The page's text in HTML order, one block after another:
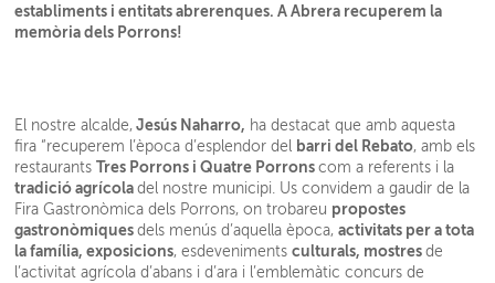
establiments i entitats abrerenques. A Abrera recuperem la
memòria dels Porrons!
El nostre alcalde, Jesús Naharro, ha destacat que amb aquesta
fira “recuperem l’època d’esplendor del barri del Rebato, amb els
restaurantsTres Porrons i Quatre Porronscom a referents i la
tradició agrícoladel nostre municipi. Us convidem a gaudir de la
Fira Gastronòmica dels Porrons, on trobareu propostes
gastronòmiquesdels menús d’aquella època,activitats per a tota
la família, exposicions, esdevenimentsculturals, mostresde
l’activitat agrícola d’abans i d’ara i l’emblemàtic concurs de